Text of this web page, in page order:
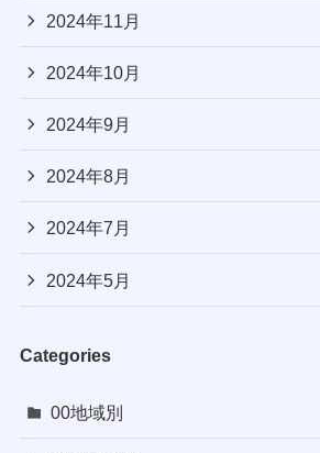
2024年11月
2024年10月
2024年9月
2024年8月
2024年7月
2024年5月
Categories
00地域別